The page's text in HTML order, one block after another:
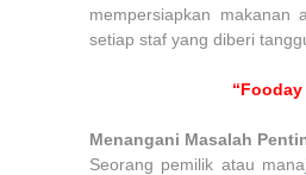
mempersiapkan makanan
setiap staf yang diberi
Menangani Masalah
Seorang pemilik atau